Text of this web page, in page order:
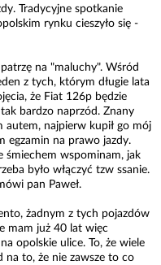
Tradycyjne spotkanie
rynku cieszyło się -
na "maluchy". Wśród
z tych, którym długie lata
że Fiat 126p będzie
bardzo naprzód. Znany
autem, najpierw kupił go mój
egzamin na prawo jazdy.
śmiechem wspominam, jak
było włączyć tzw ssanie.
pan Paweł.
żadnym z tych pojazdów
mam już 40 lat więc
opolskie ulice. To, że wiele
to, że nie zawsze to co